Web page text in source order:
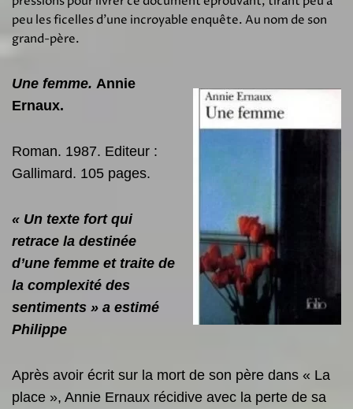
peu les ficelles d’une incroyable enquête. Au nom de son
grand-père.
Une femme. Annie
Ernaux.
Roman. 1987. Editeur :
Gallimard. 105 pages.
« Un texte fort qui
retrace la destinée
d’une femme et traite de
la complexité des
sentiments » a estimé
Philippe
Après avoir écrit sur la mort de son père dans « La
place », Annie Ernaux récidive avec la perte de sa